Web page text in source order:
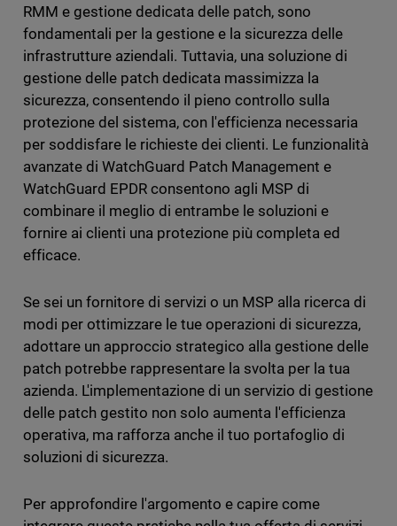
RMM e gestione dedicata delle patch, sono
fondamentali per la gestione e la sicurezza delle
infrastrutture aziendali. Tuttavia, una soluzione di
gestione delle patch dedicata massimizza la
sicurezza, consentendo il pieno controllo sulla
protezione del sistema, con l'efficienza necessaria
per soddisfare le richieste dei clienti. Le funzionalità
avanzate di WatchGuard Patch Management e
WatchGuard EPDR consentono agli MSP di
combinare il meglio di entrambe le soluzioni e
fornire ai clienti una protezione più completa ed
efficace.
Se sei un fornitore di servizi o un MSP alla ricerca di
modi per ottimizzare le tue operazioni di sicurezza,
adottare un approccio strategico alla gestione delle
patch potrebbe rappresentare la svolta per la tua
azienda. L'implementazione di un servizio di gestione
delle patch gestito non solo aumenta l'efficienza
operativa, ma rafforza anche il tuo portafoglio di
soluzioni di sicurezza.
Per approfondire l'argomento e capire come